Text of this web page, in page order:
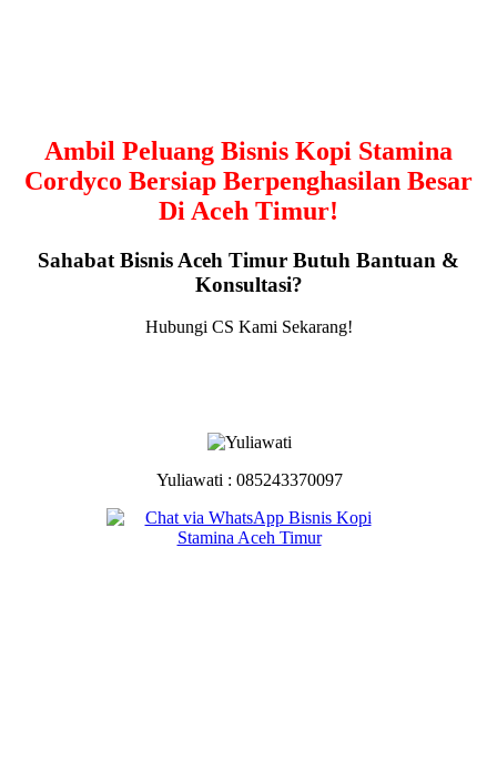
Ambil Peluang Bisnis Kopi Stamina
Cordyco Bersiap Berpenghasilan Besar
Di Aceh Timur!
Sahabat Bisnis Aceh Timur Butuh Bantuan &
Konsultasi?
Hubungi CS Kami Sekarang!
Yuliawati : 085243370097